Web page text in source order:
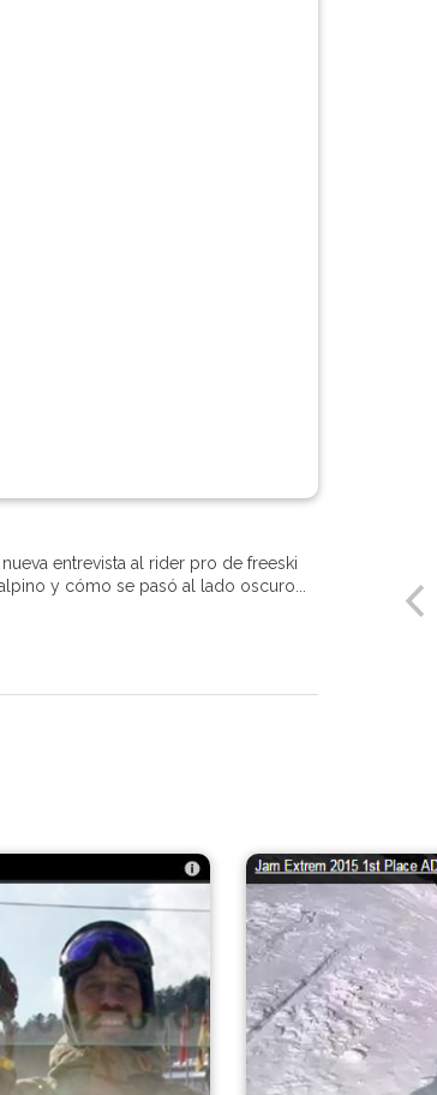
entrevista al rider pro de freeski
y cómo se pasó al lado oscuro...